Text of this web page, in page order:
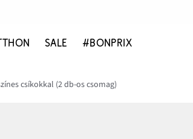
SALE #BONPRIX
csíkokkal (2 db-os csomag)